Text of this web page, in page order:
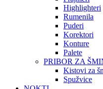
Highlighteri
Rumenila
Puderi
Korektori
Konture
Palete
PRIBOR ZA
Kistovi za
Spužvice